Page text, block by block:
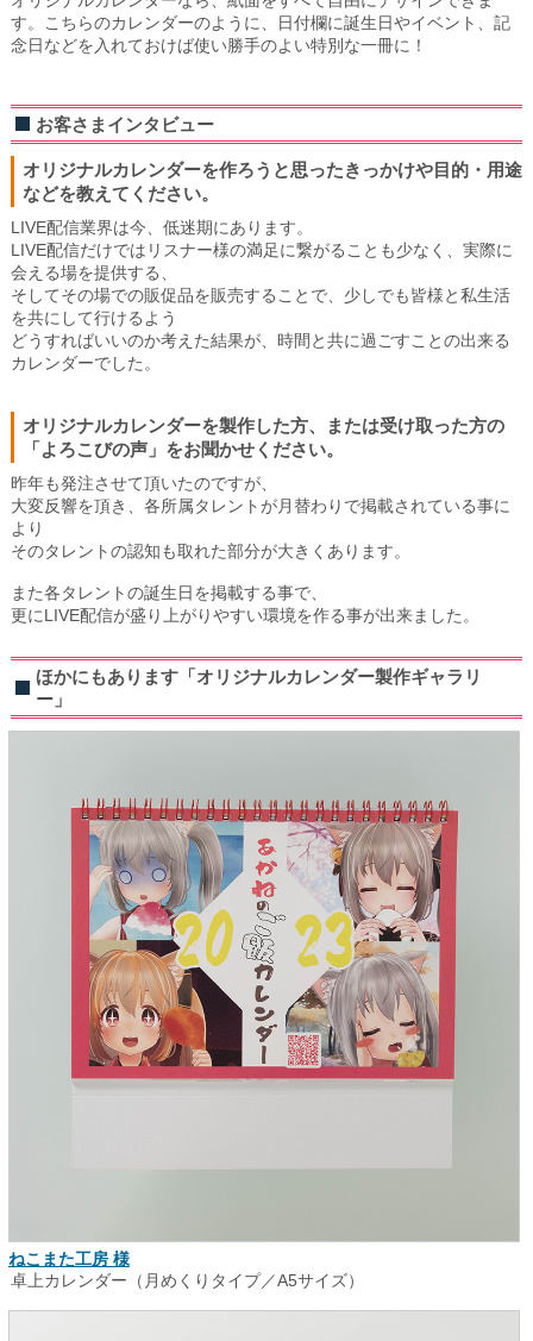
す。こちらのカレンダーのように、日付欄に誕生日やイベント、記
念日などを入れておけば使い勝手のよい特別な一冊に！
お客さまインタビュー
オリジナルカレンダーを作ろうと思ったきっかけや目的・用途
などを教えてください。
LIVE配信業界は今、低迷期にあります。
LIVE配信だけではリスナー様の満足に繋がることも少なく、実際に
会える場を提供する、
そしてその場での販促品を販売することで、少しでも皆様と私生活
を共にして行けるよう
どうすればいいのか考えた結果が、時間と共に過ごすことの出来る
カレンダーでした。
オリジナルカレンダーを製作した方、または受け取った方の
「よろこびの声」をお聞かせください。
昨年も発注させて頂いたのですが、
大変反響を頂き、各所属タレントが月替わりで掲載されている事に
より
そのタレントの認知も取れた部分が大きくあります。
また各タレントの誕生日を掲載する事で、
更にLIVE配信が盛り上がりやすい環境を作る事が出来ました。
ほかにもあります「オリジナルカレンダー製作ギャラリ
ー」
ねこまた工房 様
卓上カレンダー（月めくりタイプ／A5サイズ）